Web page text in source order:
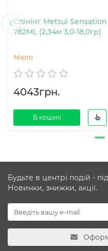
Спінінг Metsui Sensation
782ML (2,34м 3,0-18,0гр)
Мало
4043грн.
В кошик
Будьте в центрі подій -
Новинки, знижки, акції.